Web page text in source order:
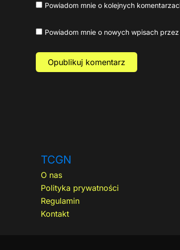
Powiadom mnie o kolejnych
Powiadom mnie o nowych wpisach przez
TCGN
O nas
Polityka prywatności
Regulamin
Kontakt